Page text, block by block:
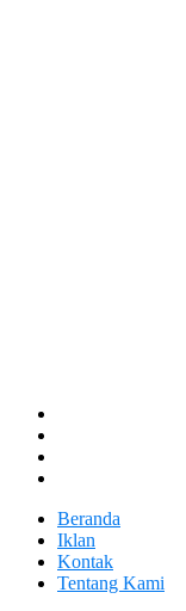
Beranda
Iklan
Kontak
Tentang Kami